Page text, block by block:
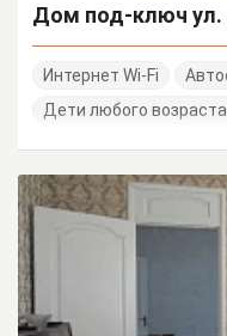
Дом под-ключ
Интернет Wi-Fi
Дети любого возраста